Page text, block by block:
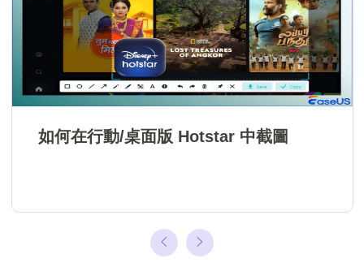
如何在行動/桌面版 Hotstar 中截圖